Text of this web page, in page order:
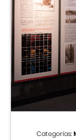
Categorías: